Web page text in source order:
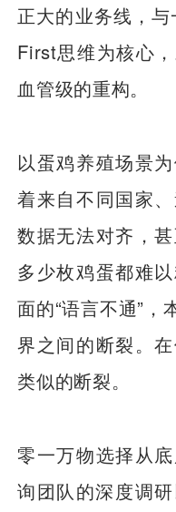
正大的业务线，
First思维为核心
血管级的重构。
以蛋鸡养殖场景
着来自不同国家
数据无法对齐，
多少枚鸡蛋都难
面的“语言不通”，
界之间的断裂。
类似的断裂。
零一万物选择从
询团队的深度调